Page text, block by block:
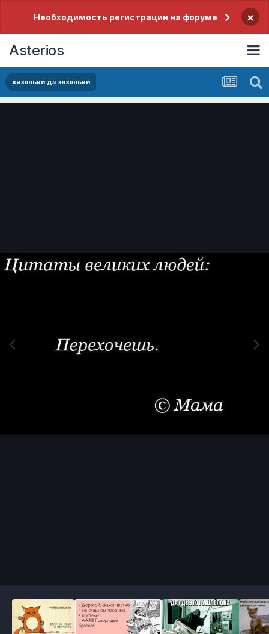
Необходимость регистрации на форуме ×
Asterios
хиханьки да хаханьки